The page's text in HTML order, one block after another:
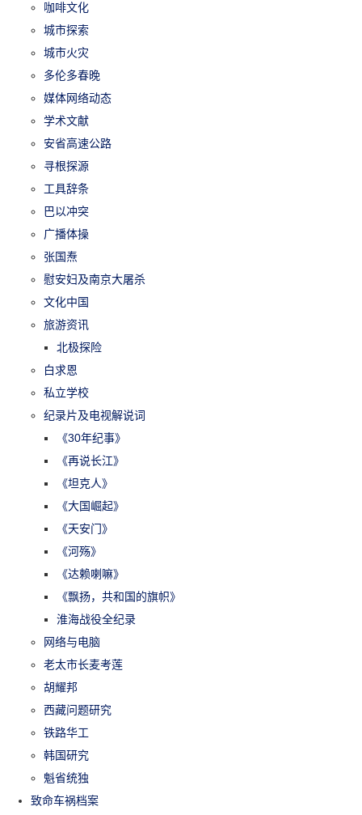
咖啡文化
城市探索
城市火灾
多伦多春晚
媒体网络动态
学术文献
安省高速公路
寻根探源
工具辞条
巴以冲突
广播体操
张国焘
慰安妇及南京大屠杀
文化中国
旅游资讯
北极探险
白求恩
私立学校
纪录片及电视解说词
《30年纪事》
《再说长江》
《坦克人》
《大国崛起》
《天安门》
《河殇》
《达赖喇嘛》
《飘扬，共和国的旗帜》
淮海战役全纪录
网络与电脑
老太市长麦考莲
胡耀邦
西藏问题研究
铁路华工
韩国研究
魁省统独
致命车祸档案